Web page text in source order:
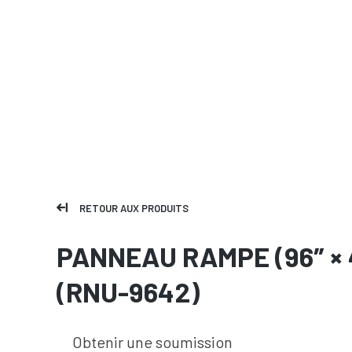
RETOUR AUX PRODUITS
PANNEAU RAMPE (96″
(RNU-9642)
Obtenir une soumission